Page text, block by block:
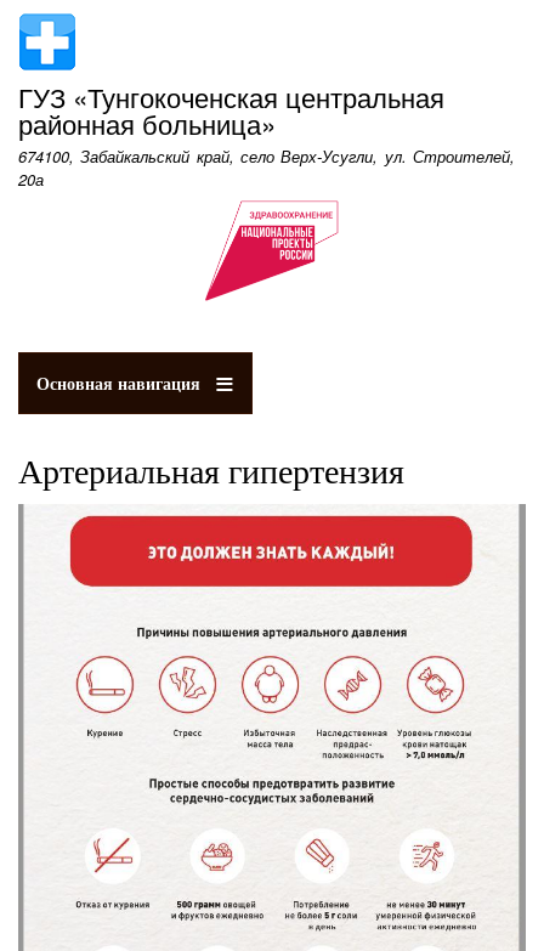
содержанию
ГУЗ «Тунгокоченская центральная
районная больница»
674100, Забайкальский край, село Верх-Усугли, ул. Строителей,
20а
Основная навигация
Артериальная гипертензия